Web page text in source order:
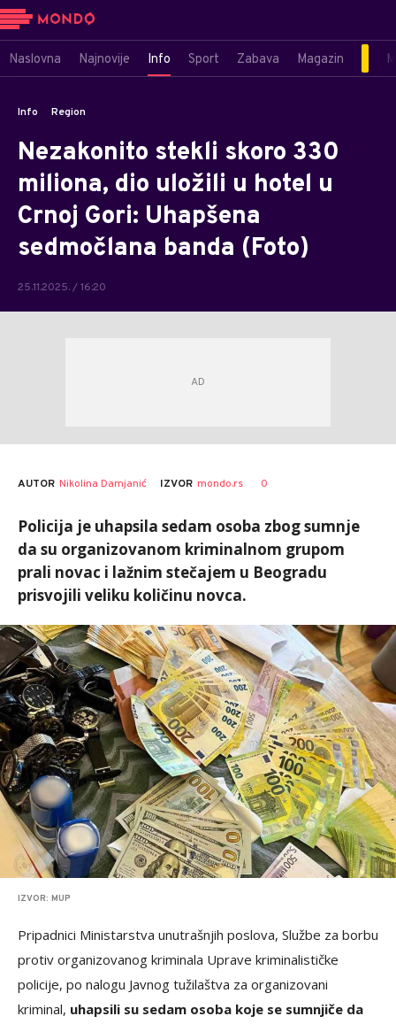
Naslovna Najnovije Info Sport Zabava Magazin
Info Region
Nezakonito stekli skoro 330
miliona, dio uložili u hotel u
Crnoj Gori: Uhapšena
sedmočlana banda (Foto)
25.11.2025. / 16:20
AUTOR Nikolina Damjanić IZVOR mondo.rs 0
Policija je uhapsila sedam osoba zbog sumnje
da su organizovanom kriminalnom grupom
prali novac i lažnim stečajem u Beogradu
prisvojili veliku količinu novca.
IZVOR: MUP
Pripadnici Ministarstva unutrašnjih poslova, Službe za borbu
protiv organizovanog kriminala Uprave kriminalističke
policije, po nalogu Javnog tužilaštva za organizovani
kriminal, uhapsili su sedam osoba koje se sumnjiče da